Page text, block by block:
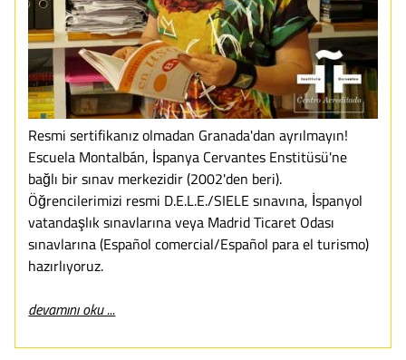
Resmi sertifikanız olmadan Granada'dan ayrılmayın!
Escuela Montalbán, İspanya Cervantes Enstitüsü'ne
bağlı bir sınav merkezidir (2002'den beri).
Öğrencilerimizi resmi D.E.L.E./SIELE sınavına, İspanyol
vatandaşlık sınavlarına veya Madrid Ticaret Odası
sınavlarına (Español comercial/Español para el turismo)
hazırlıyoruz.
devamını oku ...